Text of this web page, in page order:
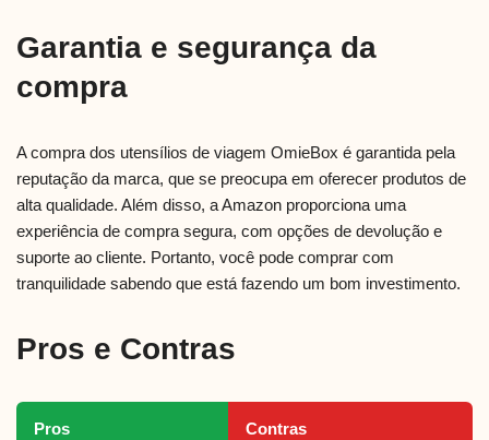
Garantia e segurança da
compra
A compra dos utensílios de viagem OmieBox é garantida pela
reputação da marca, que se preocupa em oferecer produtos de
alta qualidade. Além disso, a Amazon proporciona uma
experiência de compra segura, com opções de devolução e
suporte ao cliente. Portanto, você pode comprar com
tranquilidade sabendo que está fazendo um bom investimento.
Pros e Contras
Pros Contras